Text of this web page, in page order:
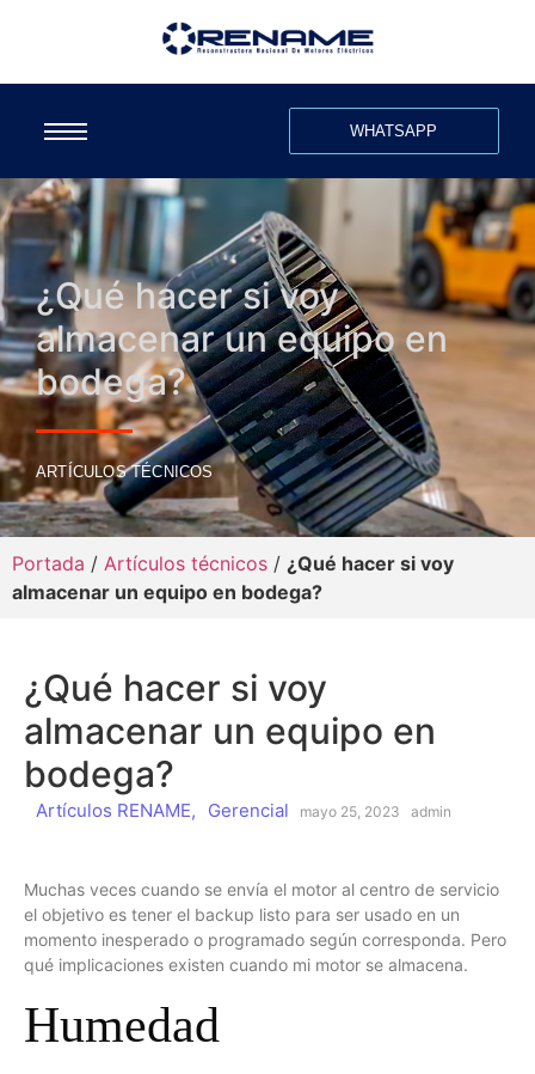
WHATSAPP
¿Qué hacer si voy
almacenar un equipo en
bodega?
ARTÍCULOS TÉCNICOS
Portada / Artículos técnicos / ¿Qué hacer si voy
almacenar un equipo en bodega?
¿Qué hacer si voy
almacenar un equipo en
bodega?
Artículos RENAME, Gerencial mayo 25, 2023 admin
Muchas veces cuando se envía el motor al centro de servicio
el objetivo es tener el backup listo para ser usado en un
momento inesperado o programado según corresponda. Pero
qué implicaciones existen cuando mi motor se almacena.
Humedad